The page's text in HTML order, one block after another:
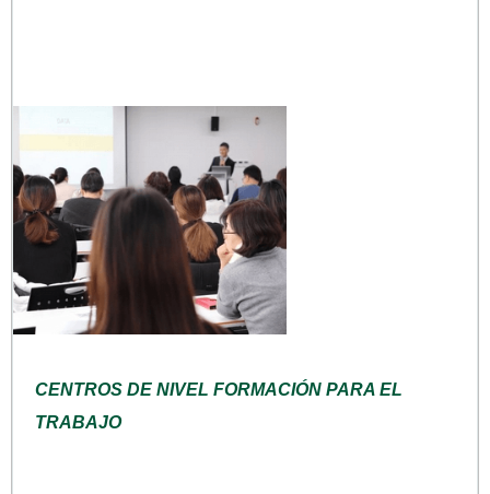
CENTROS DE NIVEL FORMACIÓN PARA EL
TRABAJO